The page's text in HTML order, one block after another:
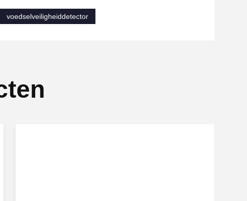
voedselveiligheiddetector